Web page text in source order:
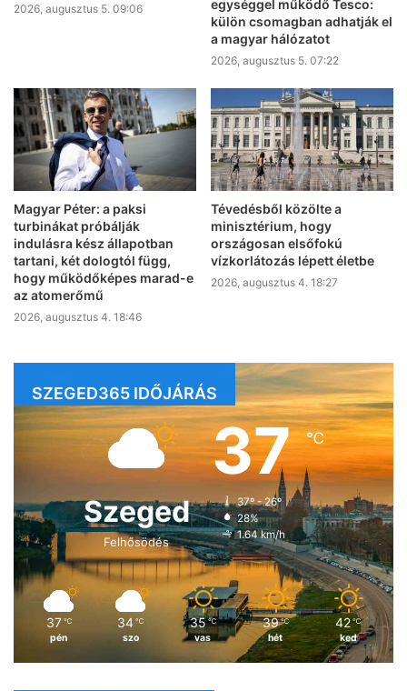
2026, augusztus 5. 09:06
egységgel működő Tesco:
külön csomagban adhatják el
a magyar hálózatot
2026, augusztus 5. 07:22
Magyar Péter: a paksi
turbinákat próbálják
indulásra kész állapotban
tartani, két dologtól függ,
hogy működőképes marad-e
az atomerőmű
2026, augusztus 4. 18:46
Tévedésből közölte a
minisztérium, hogy
országosan elsőfokú
vízkorlátozás lépett életbe
2026, augusztus 4. 18:27
SZEGED365 IDŐJÁRÁS
Szeged
Felhősödés
37℃
37º - 26º
28%
1.64 km/h
37 ℃
pén
34 ℃
szo
35 ℃
vas
39 ℃
hét
42 ℃
ked